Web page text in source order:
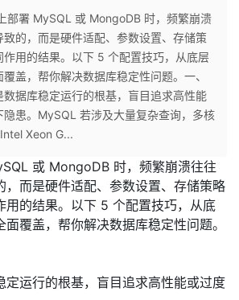
部署 MySQL 或 MongoDB 时，频繁崩溃
的，而是硬件适配、参数设置、存储策
作用的结果。以下 5 个配置技巧，从底层
盖，帮你解决数据库稳定性问题。​一、
据库稳定运行的根基，盲目追求高性能
隐患。​MySQL 若涉及大量复杂查询，多核
Xeon G...
或 MongoDB 时，频繁崩溃往往
，而是硬件适配、参数设置、存储策略
用的结果。以下 5 个配置技巧，从底
覆盖，帮你解决数据库稳定性问题。
定运行的根基，盲目追求高性能或过度